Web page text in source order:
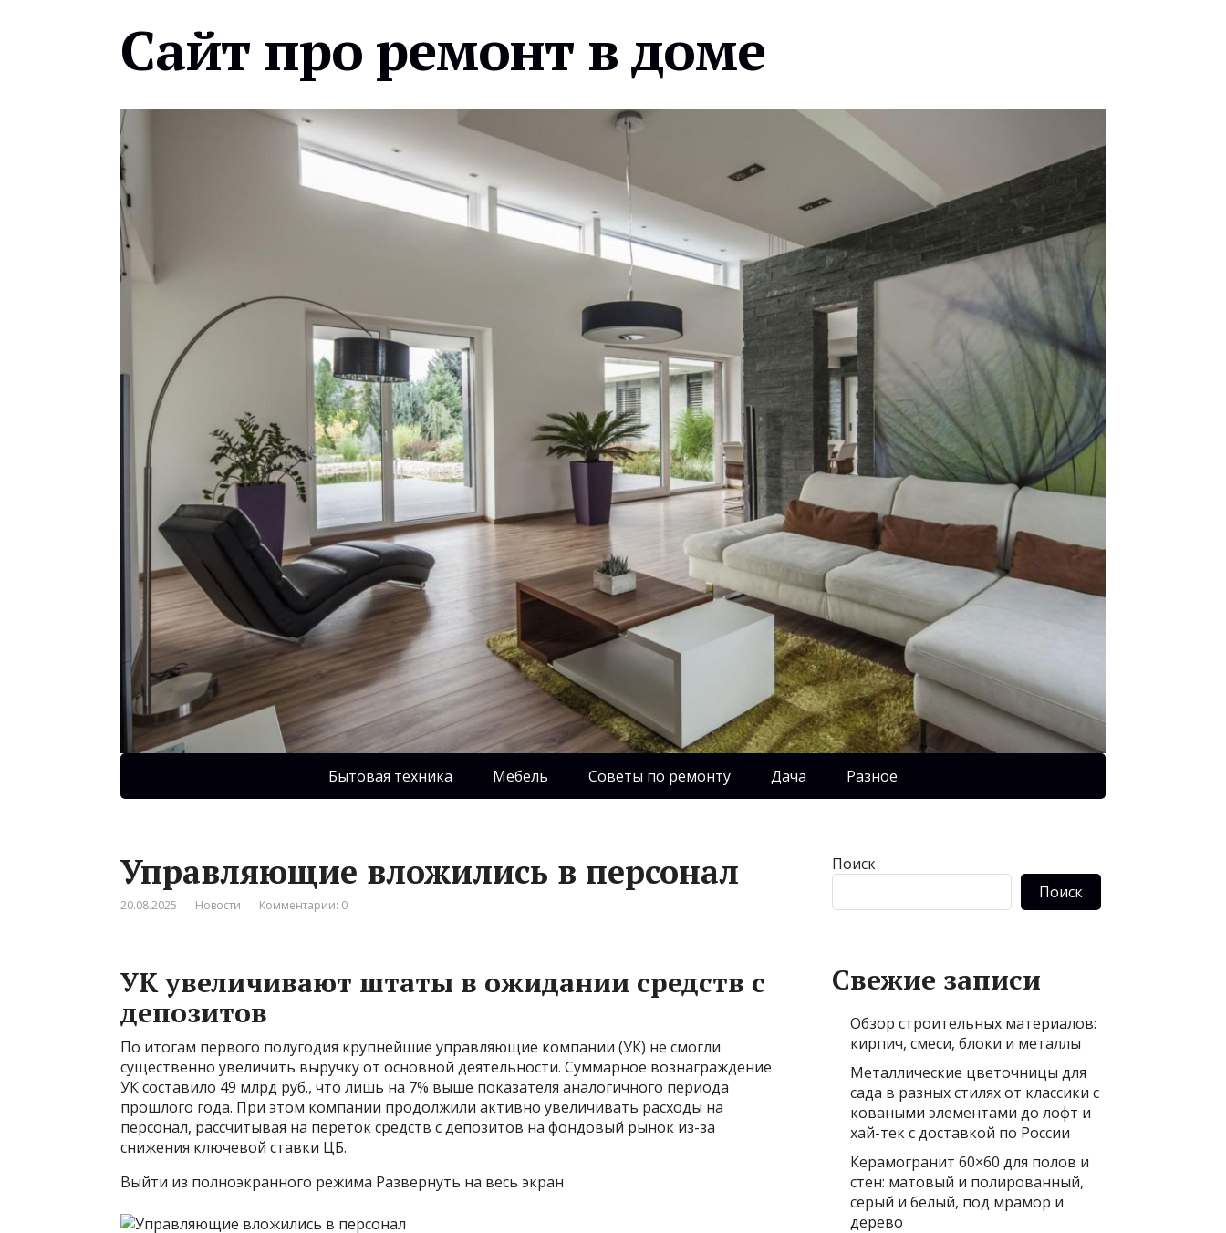
Сайт про ремонт в доме
Бытовая техника Мебель Советы по ремонту Дача Разное
Управляющие вложились в персонал
20.08.2025 Новости Комментарии: 0
УК увеличивают штаты в ожидании средств с
депозитов
По итогам первого полугодия крупнейшие управляющие компании (УК) не смогли
существенно увеличить выручку от основной деятельности. Суммарное вознаграждение
УК составило 49 млрд руб., что лишь на 7% выше показателя аналогичного периода
прошлого года. При этом компании продолжили активно увеличивать расходы на
персонал, рассчитывая на переток средств с депозитов на фондовый рынок из-за
снижения ключевой ставки ЦБ.
Выйти из полноэкранного режима Развернуть на весь экран
Поиск
Поиск
Свежие записи
Обзор строительных материалов:
кирпич, смеси, блоки и металлы
Металлические цветочницы для
сада в разных стилях от классики с
коваными элементами до лофт и
хай-тек с доставкой по России
Керамогранит 60×60 для полов и
стен: матовый и полированный,
серый и белый, под мрамор и
дерево